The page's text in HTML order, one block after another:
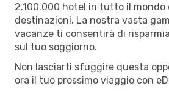
2.100.000 hotel in tutto il mondo
destinazioni. La nostra vasta
vacanze ti consentirà di
sul tuo soggiorno.
Non lasciarti sfuggire questa
ora il tuo prossimo viaggio con